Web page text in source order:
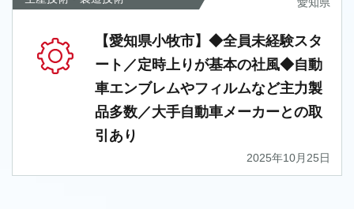
【愛知県小牧市】◆全員未経験スタ
ート／定時上りが基本の社風◆自動
車エンブレムやフィルムなど主力製
品多数／大手自動車メーカーとの取
引あり
2025年10月25日